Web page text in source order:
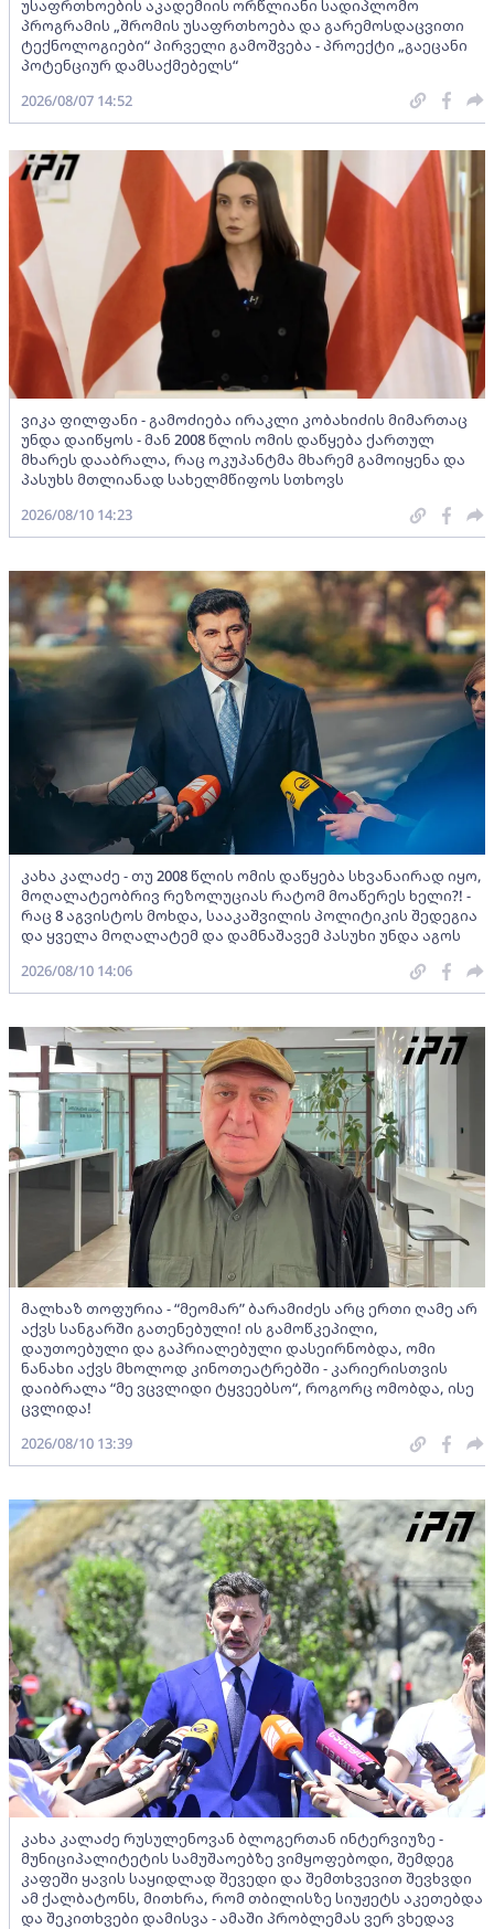
უსაფრთხოების აკადემიის ორწლიანი სადიპლომო
პროგრამის „შრომის უსაფრთხოება და გარემოსდაცვითი
ტექნოლოგიები“ პირველი გამოშვება - პროექტი „გაეცანი
პოტენციურ დამსაქმებელს“
2026/08/07 14:52
ვიკა ფილფანი - გამოძიება ირაკლი კობახიძის მიმართაც
უნდა დაიწყოს - მან 2008 წლის ომის დაწყება ქართულ
მხარეს დააბრალა, რაც ოკუპანტმა მხარემ გამოიყენა და
პასუხს მთლიანად სახელმწიფოს სთხოვს
2026/08/10 14:23
კახა კალაძე - თუ 2008 წლის ომის დაწყება სხვანაირად იყო,
მოღალატეობრივ რეზოლუციას რატომ მოაწერეს ხელი?! -
რაც 8 აგვისტოს მოხდა, სააკაშვილის პოლიტიკის შედეგია
და ყველა მოღალატემ და დამნაშავემ პასუხი უნდა აგოს
2026/08/10 14:06
მალხაზ თოფურია - “მეომარ” ბარამიძეს არც ერთი ღამე არ
აქვს სანგარში გათენებული! ის გამოწკეპილი,
დაუთოებული და გაპრიალებული დასეირნობდა, ომი
ნანახი აქვს მხოლოდ კინოთეატრებში - კარიერისთვის
დაიბრალა “მე ვცვლიდი ტყვეებსო“, როგორც ომობდა, ისე
ცვლიდა!
2026/08/10 13:39
კახა კალაძე რუსულენოვან ბლოგერთან ინტერვიუზე -
მუნიციპალიტეტის სამუშაოებზე ვიმყოფებოდი, შემდეგ
კაფეში ყავის საყიდლად შევედი და შემთხვევით შევხვდი
ამ ქალბატონს, მითხრა, რომ თბილისზე სიუჟეტს აკეთებდა
და შეკითხვები დამისვა - ამაში პრობლემას ვერ ვხედავ